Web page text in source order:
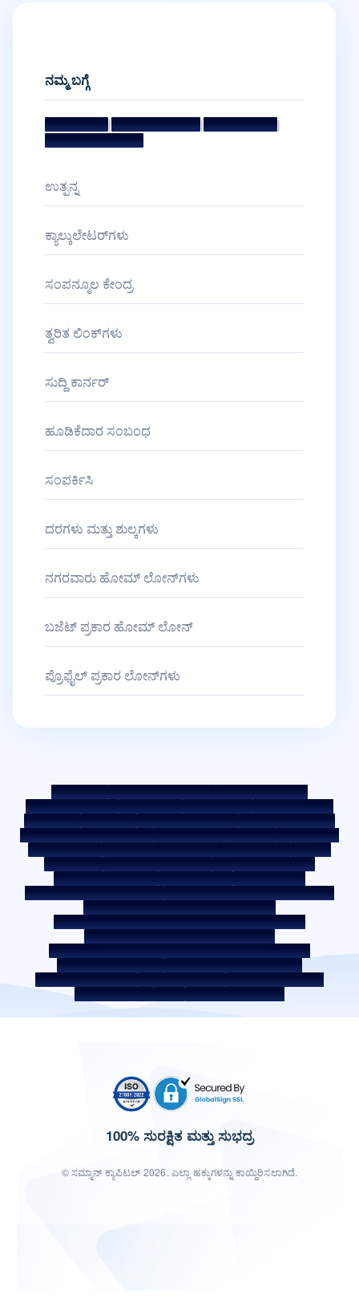
ನಮ್ಮ ಬಗ್ಗೆ
ಧ್ಯೇಯ ಮತ್ತು ಗುರಿ|ಮ್ಯಾನೇಜ್‌ಮೆಂಟ್ ಟೀಮ್|ನಿರ್ದೇಶಕರ ಮಂಡಳಿ|
ಪ್ರಶಸ್ತಿಗಳು ಮತ್ತು ಗೌರವಗಳು
ಉತ್ಪನ್ನ
ಕ್ಯಾಲ್ಕುಲೇಟರ್‌ಗಳು
ಸಂಪನ್ಮೂಲ ಕೇಂದ್ರ
ತ್ವರಿತ ಲಿಂಕ್‌ಗಳು
ಸುದ್ದಿ ಕಾರ್ನರ್
ಹೂಡಿಕೆದಾರ ಸಂಬಂಧ
ಸಂಪರ್ಕಿಸಿ
ದರಗಳು ಮತ್ತು ಶುಲ್ಕಗಳು
ನಗರವಾರು ಹೋಮ್ ಲೋನ್‌ಗಳು
ಬಜೆಟ್ ಪ್ರಕಾರ ಹೋಮ್ ಲೋನ್
ಪ್ರೊಫೈಲ್ ಪ್ರಕಾರ ಲೋನ್‌ಗಳು
ಸೈಟ್ ಮ್ಯಾಪ್ ನ್ಯಾಯೋಚಿತ ಅಭ್ಯಾಸ ಸಂಹಿತೆ
ಬೆಂಚ್‌ಮಾರ್ಕ್ ದರಗಳು
KYC ಮಾರ್ಗಸೂಚಿಗಳು
ಡೌನ್ಲೋಡ್‌ಗಳು ಸೇಲ್ ನೋಟೀಸ್
ಹರಾಜು ಪೋರ್ಟಲ್
ಕುಕೀ ಪಾಲಿಸಿ
ಗೌಪ್ಯತಾ ನೀತಿ ನಿಯಮ ಮತ್ತು ಷರತ್ತುಗಳು
ವಿಶಲ್ ಬ್ಲೋವರ್ ಪಾಲಿಸಿ
ಕುಂದುಕೊರತೆಯನ್ನು ಪೋಸ್ಟ್ ಮಾಡಿ
ಕುಂದುಕೊರತೆ ಪರಿಹಾರ ಪಾಲಿಸಿ
ಪರಿಸರ ಪಾಲಿಸಿ
ಗುಣಮಟ್ಟ ಪಾಲಿಸಿ
ಸೋಶಿಯಲ್ ಮೀಡಿಯಾ ಪಾಲಿಸಿ ಹಕ್ಕು ನಿರಾಕರಣೆ
ಬಡ್ಡಿ ದರ
ಬಡ್ಡಿ ದರ ನೀತಿ
ಫೀಸ್ ಮತ್ತು ಇತರ ಶುಲ್ಕಗಳು
ಅಗತ್ಯವಿರುವ ಡಾಕ್ಯುಮೆಂಟ್
ಮುಂಗಡ ಪಾವತಿ ಶುಲ್ಕಗಳು
ROI ಸ್ವಿಚ್ ಪಾಲಿಸಿ
ಸಹ-ಸಾಲ ಪಾಲಿಸಿ
ಸಹ-ಸಾಲ ನೀಡುವ ಪಾಲುದಾರಿಕೆಗಳು
ಸಾಲಗಾರರ ಶಿಕ್ಷಣ - SMA/ NPA ವರ್ಗೀಕರಣ
ಸಾಲಗಾರರ ಜಾಗೃತಿ -ಆರ್‌ಬಿಐ ಒಂಬುಡ್ಸ್‌ಮನ್ ಸ್ಕೀಮ್
ಸಾಲಗಾರರ ಜಾಗೃತಿ - ಆಸ್ತಿ ಡಾಕ್ಯುಮೆಂಟ್‌ಗಳನ್ನು ಹಸ್ತಾಂತರಿಸುವ ಪ್ರಕ್ರಿಯೆ
ಕಾರ್ಪೊರೇಟ್ ಆಡಳಿತದ ಆಂತರಿಕ ಮಾರ್ಗಸೂಚಿಗಳು
SARFAESI ಕಾಯ್ದೆ 2002 ರ ಅಡಿಯಲ್ಲಿ ಹೊಂದಿರುವ ಸುರಕ್ಷಿತ ಸ್ವತ್ತುಗಳು
ಸ್ಥಗಿತ ಸೇವಾ ಪೂರೈಕೆದಾರರು
ಡಿಜಿಟಲ್ ಸೋರ್ಸಿಂಗ್ ಪಾಲುದಾರರು
ಲಿಕ್ವಿಡಿಟಿ ರಿಸ್ಕ್ ಬಗ್ಗೆ ಪ್ರಕಟಣೆ
ಡಿಜಿಟಲ್ ಸರ್ವಿಸ್‌ಗಳು
ಸಿಕೆವೈಸಿ ಜಾಗೃತಿ ವಿಡಿಯೋ
CKYC ಜಾಗೃತಿ ಚಿತ್ರ
CSR ಭಾರತದಲ್ಲಿ ವಸತಿ ಸ್ಥಳಗಳು
100% ಸುರಕ್ಷಿತ ಮತ್ತು ಸುಭದ್ರ
© ಸಮ್ಮಾನ್ ಕ್ಯಾಪಿಟಲ್ 2026. ಎಲ್ಲಾ ಹಕ್ಕುಗಳನ್ನು ಕಾಯ್ದಿರಿಸಲಾಗಿದೆ.